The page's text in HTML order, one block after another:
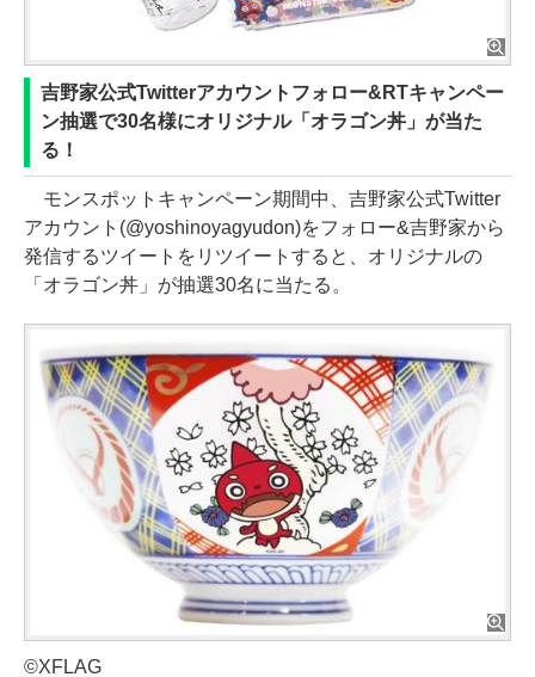
吉野家公式Twitterアカウントフォロー&RTキャンペー
ン抽選で30名様にオリジナル「オラゴン丼」が当た
る！
モンスポットキャンペーン期間中、吉野家公式Twitter
アカウント(@yoshinoyagyudon)をフォロー&吉野家から
発信するツイートをリツイートすると、オリジナルの
「オラゴン丼」が抽選30名に当たる。
©XFLAG